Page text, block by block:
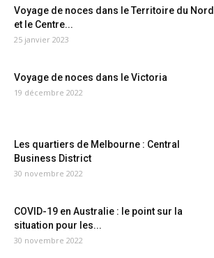
Voyage de noces dans le Territoire du Nord
et le Centre...
25 janvier 2023
Voyage de noces dans le Victoria
19 décembre 2022
Les quartiers de Melbourne : Central
Business District
30 novembre 2022
COVID-19 en Australie : le point sur la
situation pour les...
30 novembre 2022